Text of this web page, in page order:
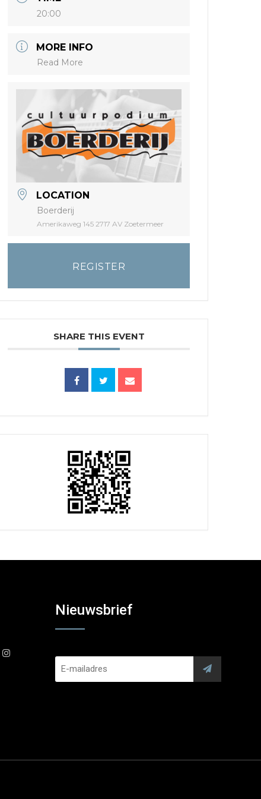
20:00
MORE INFO
Read More
LOCATION
Boerderij
Amerikaweg 145 2717 AV Zoetermeer
REGISTER
SHARE THIS EVENT
Nieuwsbrief